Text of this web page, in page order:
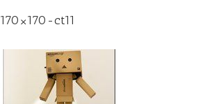
170×170-ct11